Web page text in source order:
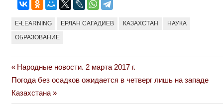
Е-LEАRNING ЕРЛАН САГАДИЕВ КАЗАХСТАН НАУКА
ОБРАЗОВАНИЕ
Навигация
по
Previous
Post:
Народные новости. 2 марта 2017 г.
Next
Post:
Погода без осадков ожидается в четверг лишь на западе
Казахстана